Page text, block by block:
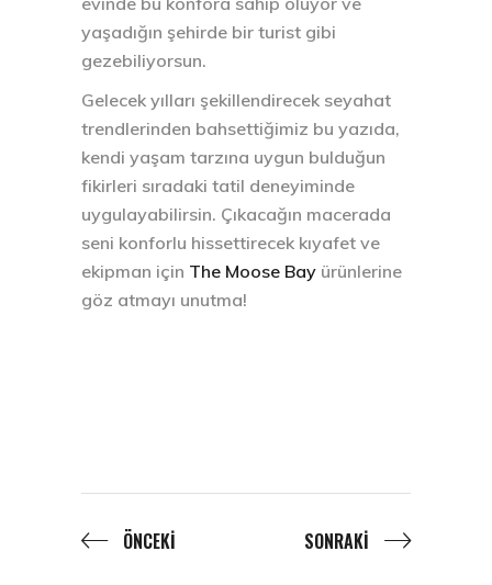
yaşadığın şehirde bir turist gibi
gezebiliyorsun.
Gelecek yılları şekillendirecek seyahat
trendlerinden bahsettiğimiz bu yazıda,
kendi yaşam tarzına uygun bulduğun
fikirleri sıradaki tatil deneyiminde
uygulayabilirsin. Çıkacağın macerada
seni konforlu hissettirecek kıyafet ve
ekipman için The Moose Bay ürünlerine
göz atmayı unutma!
ÖNCEKI SONRAKI